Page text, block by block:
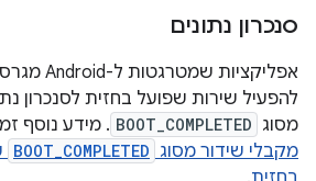
סנכרון נתונים
להפעיל שירות שפועל בחזית לסנכרון
מסוג BOOT_COMPLETED . מידע נוסף
מקבלי שידור מסוג BOOT_COMPLETED